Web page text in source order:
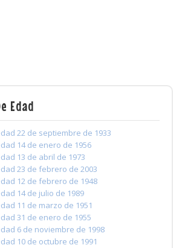
Edad
22 de septiembre de 1933
14 de enero de 1956
13 de abril de 1973
23 de febrero de 2003
12 de febrero de 1948
14 de julio de 1989
11 de marzo de 1951
31 de enero de 1955
6 de noviembre de 1998
10 de octubre de 1991